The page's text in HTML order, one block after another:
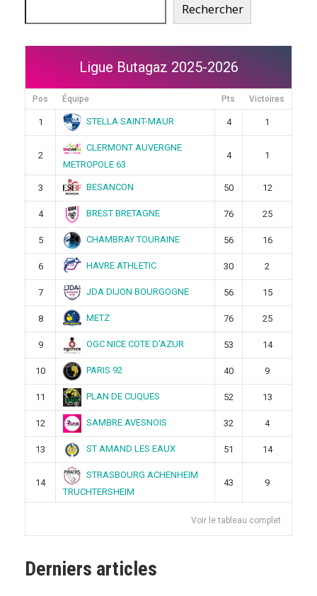
Rechercher
Ligue Butagaz 2025-2026
Pos Équipe Pts Victoires
1 STELLA SAINT-MAUR 4 1
2
CLERMONT AUVERGNE
METROPOLE 63
4 1
3 BESANCON 50 12
4 BREST BRETAGNE 76 25
5 CHAMBRAY TOURAINE 56 16
6 HAVRE ATHLETIC 30 2
7 JDA DIJON BOURGOGNE 56 15
8 METZ 76 25
9 OGC NICE COTE D’AZUR 53 14
10 PARIS 92 40 9
11 PLAN DE CUQUES 52 13
12 SAMBRE AVESNOIS 32 4
13 ST AMAND LES EAUX 51 14
14
STRASBOURG ACHENHEIM
TRUCHTERSHEIM
43 9
Voir le tableau complet
Derniers articles